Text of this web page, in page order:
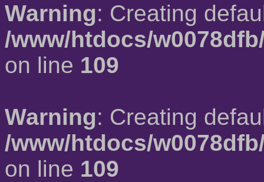
Warning: Creating
/www/htdocs/
on line 109
Warning: Creating
/www/htdocs/
on line 109